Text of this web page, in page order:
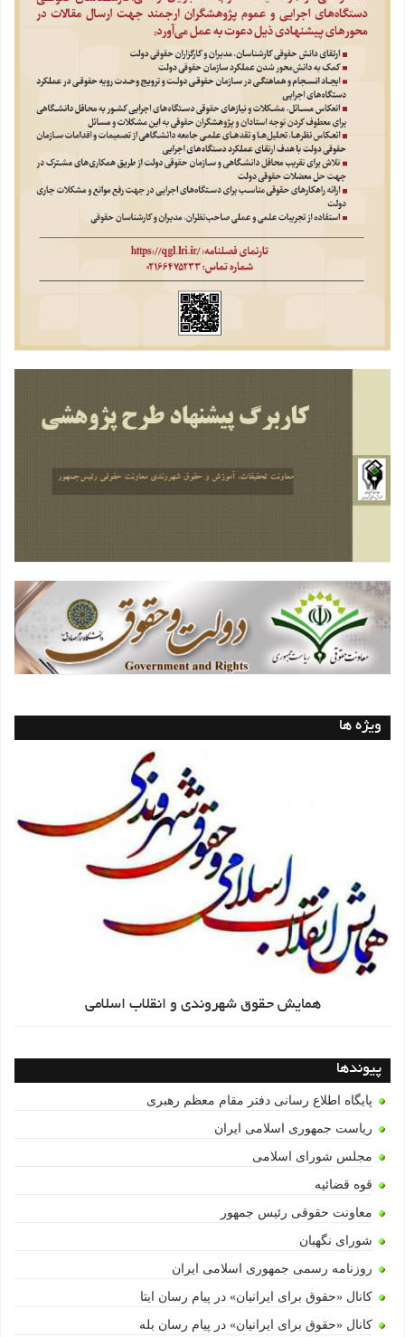
ویژه ها
همایش حقوق شهروندی و انقلاب اسلامی
پیوندها
پایگاه اطلاع رسانی دفتر مقام معظم رهبری
ریاست جمهوری اسلامی ایران
مجلس شورای اسلامی
قوه قضائیه
معاونت حقوقی رئیس جمهور
شورای نگهبان
روزنامه رسمی جمهوری اسلامی ایران
کانال «حقوق برای ایرانیان» در پیام رسان ایتا
کانال «حقوق برای ایرانیان» در پیام رسان بله